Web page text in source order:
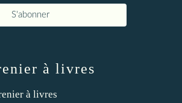
à livres